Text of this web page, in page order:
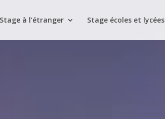
Stage à l’étranger Stage écoles et lycées